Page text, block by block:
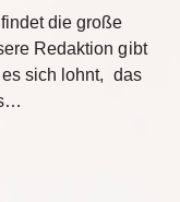
die große
Redaktion gibt
sich lohnt, das